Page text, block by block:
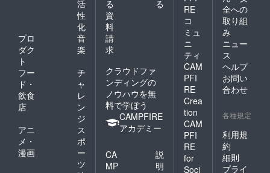
ます。
【注
意】
メール
にてご
注文を
承りま
す。支
払いが
発生し
います
サイト
の購入
機能を
使用し
内のプ
フィー
ルと写
真を添
付の上
ご返信
くださ
い。 ＜
トップ
にバ
り付け
＞ これ
は主に
法人様
活
性
化
プロ
ダク
ト
音
楽
フー
ド・
飲食
店
チ
ャ
レ
ン
ジ
アニ
メ・
漫画
ス
ポ
ー
ツ
る
る
資
料
請
求
クラウドファ
ンディングの
ノウハウを無
料で学ぼう
CAMPFIRE
アカデミー
CA
MP
説
明
RE
コ
ミュ
ニ
ティ
CAM
PFI
RE
Crea
tion
CAM
PFI
RE
for
Soci
全への
取り組
み
ニュー
ス
ヘルプ
お問い
合わせ
各種規定
利用規
約
細則
プライ